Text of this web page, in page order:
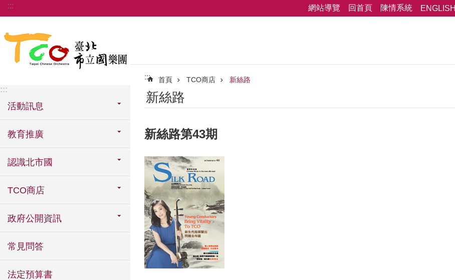
跳到主要內容區塊
::: 網站導覽 回首頁 陳情系統 ENGLISH
:::
活動訊息
教育推廣
認識北市國
TCO商店
政府公開資訊
常見問答
法定預算書
::: 首頁 TCO商店 新絲路
新絲路
新絲路第43期